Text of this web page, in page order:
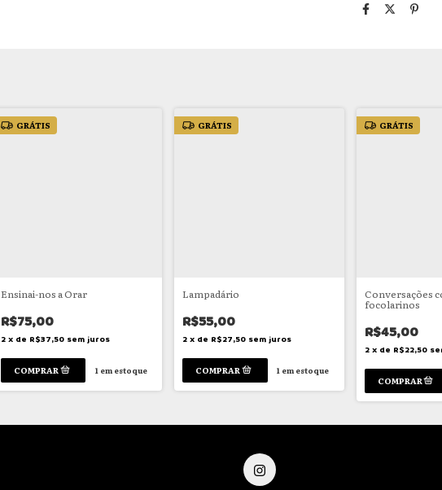
GRÁTIS
Ensinai-nos a Orar
R$75,00
2 x de R$37,50 sem juros
1em estoque
GRÁTIS
Lampadário
R$55,00
2 x de R$27,50 sem juros
1 em estoque
GRÁTIS
Conversações
focolarinos
R$45,00
2 x de R$22,50